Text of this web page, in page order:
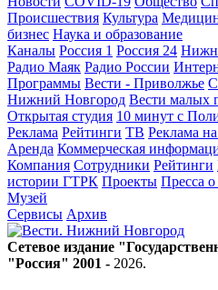
Происшествия Культура
бизнес Наука и образование
Каналы Россия 1 Россия 24
Радио Маяк Радио России
Программы Вести - Приволжье
Нижний Новгород Вести малых
Открытая студия 10 минут с
Реклама Рейтинги ТВ Реклама
Аренда Коммерческая
Компания Сотрудники Рейтинги
истории ГТРК Проекты Пресса о
Музей
Сервисы Архив
Сетевое издание
"Россия" 2001 - 2026.